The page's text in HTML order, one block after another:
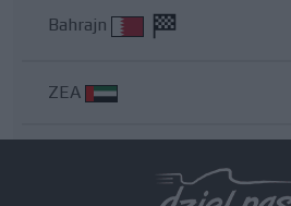
Bahrajn
ZEA